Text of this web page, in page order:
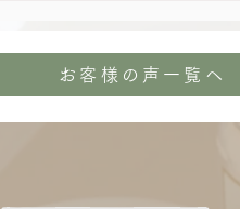
お客様の声一覧へ